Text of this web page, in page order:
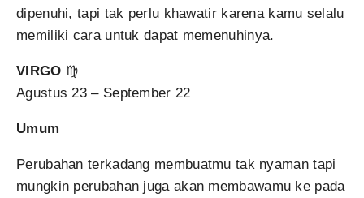
dipenuhi, tapi tak perlu khawatir karena kamu selalu
memiliki cara untuk dapat memenuhinya.
VIRGO ♍
Agustus 23 – September 22
Umum
Perubahan terkadang membuatmu tak nyaman tapi
mungkin perubahan juga akan membawamu ke pada